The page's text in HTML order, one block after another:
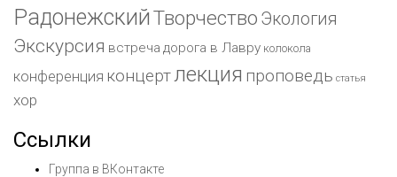
РадонежскийТворчество Экология
Экскурсия встреча дорога в Лавру колокола
конференция концертлекция проповедь статья
хор
Ссылки
Группа в ВКонтакте